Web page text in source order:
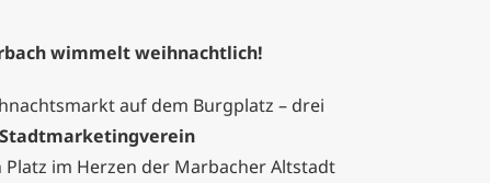
wimmelt weihnachtlich!
auf dem Burgplatz – drei
Stadtmarketingverein
im Herzen der Marbacher Altstadt